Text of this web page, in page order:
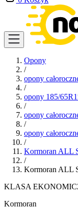
Opony
/
opony
/
opony 185/
/
opony
/
opony
/
Kormoran ALL
/
Kormoran ALL
KLASA
Kormoran